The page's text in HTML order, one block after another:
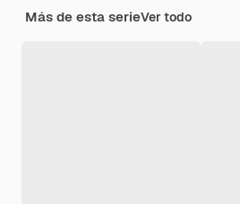
Más de esta serieVer todo